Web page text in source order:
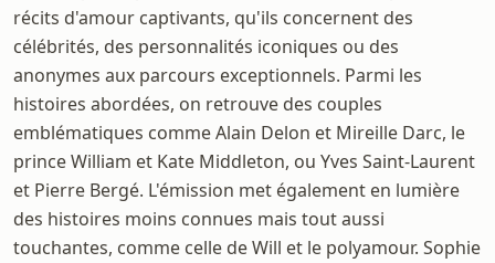
récits d'amour captivants, qu'ils concernent des
célébrités, des personnalités iconiques ou des
anonymes aux parcours exceptionnels. Parmi les
histoires abordées, on retrouve des couples
emblématiques comme Alain Delon et Mireille Darc, le
prince William et Kate Middleton, ou Yves Saint-Laurent
et Pierre Bergé. L'émission met également en lumière
des histoires moins connues mais tout aussi
touchantes, comme celle de Will et le polyamour. Sophie